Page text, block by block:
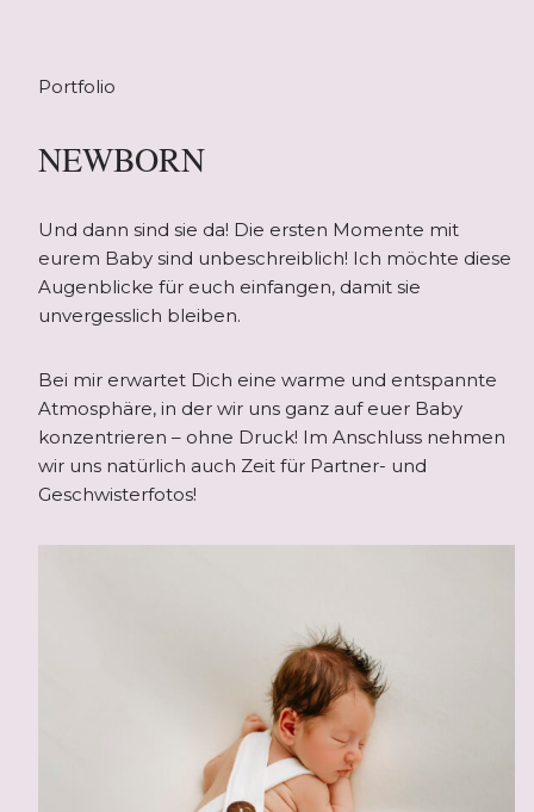
Portfolio
NEWBORN
Und dann sind sie da! Die ersten Momente mit
eurem Baby sind unbeschreiblich! Ich möchte diese
Augenblicke für euch einfangen, damit sie
unvergesslich bleiben.
Bei mir erwartet Dich eine warme und entspannte
Atmosphäre, in der wir uns ganz auf euer Baby
konzentrieren – ohne Druck! Im Anschluss nehmen
wir uns natürlich auch Zeit für Partner- und
Geschwisterfotos!